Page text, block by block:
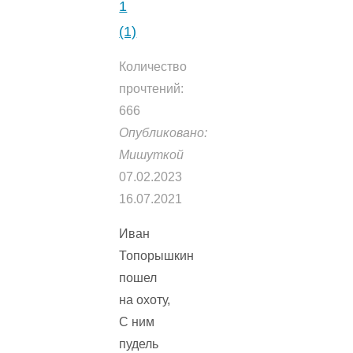
1
(1)
Количество
прочтений:
666
Опубликовано:
Мишуткой
07.02.2023
16.07.2021
Иван
Топорышкин
пошел
на охоту,
С ним
пудель